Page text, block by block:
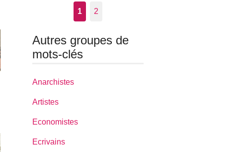
1 2
Autres groupes de
mots-clés
Anarchistes
Artistes
Economistes
Ecrivains